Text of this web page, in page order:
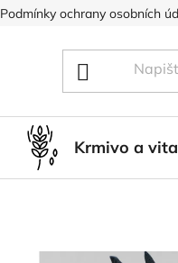
Podmínky ochrany osobních
Krmivo a